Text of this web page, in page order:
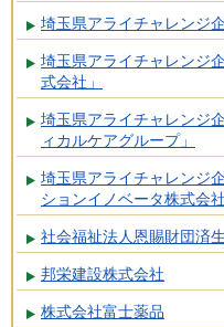
埼玉県アライチャレンジ
埼玉県アライチャレンジ
式会社」
埼玉県アライチャレンジ
ィカルケアグループ」
埼玉県アライチャレンジ
ションイノベータ株式会社
社会福祉法人恩賜財団済
邦栄建設株式会社
株式会社富士薬品